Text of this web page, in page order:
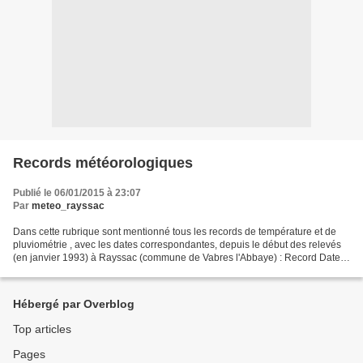
Records météorologiques
Publié le 06/01/2015 à 23:07
Par meteo_rayssac
Dans cette rubrique sont mentionné tous les records de température et de
pluviométrie , avec les dates correspondantes, depuis le début des relevés
(en janvier 1993) à Rayssac (commune de Vabres l'Abbaye) : Record Date
Hébergé par Overblog
Top articles
Pages